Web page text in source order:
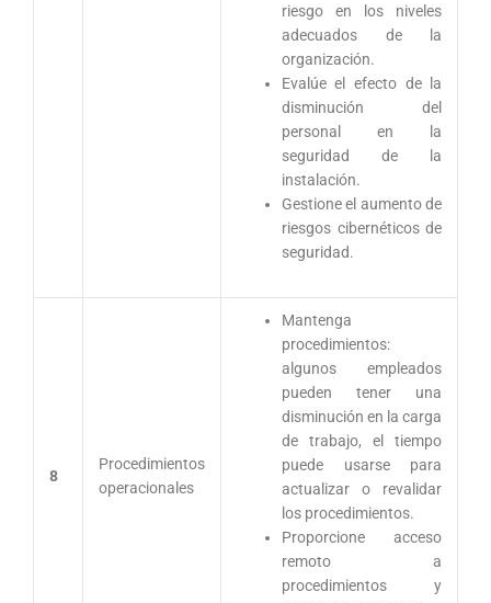
riesgo en los niveles
adecuados de la
organización.
Evalúe el efecto de la
disminución del
personal en la
seguridad de la
instalación.
Gestione el aumento de
riesgos cibernéticos de
seguridad.
8
Procedimientos
operacionales
Mantenga
procedimientos:
algunos empleados
pueden tener una
disminución en la carga
de trabajo, el tiempo
puede usarse para
actualizar o revalidar
los procedimientos.
Proporcione acceso
remoto a
procedimientos y